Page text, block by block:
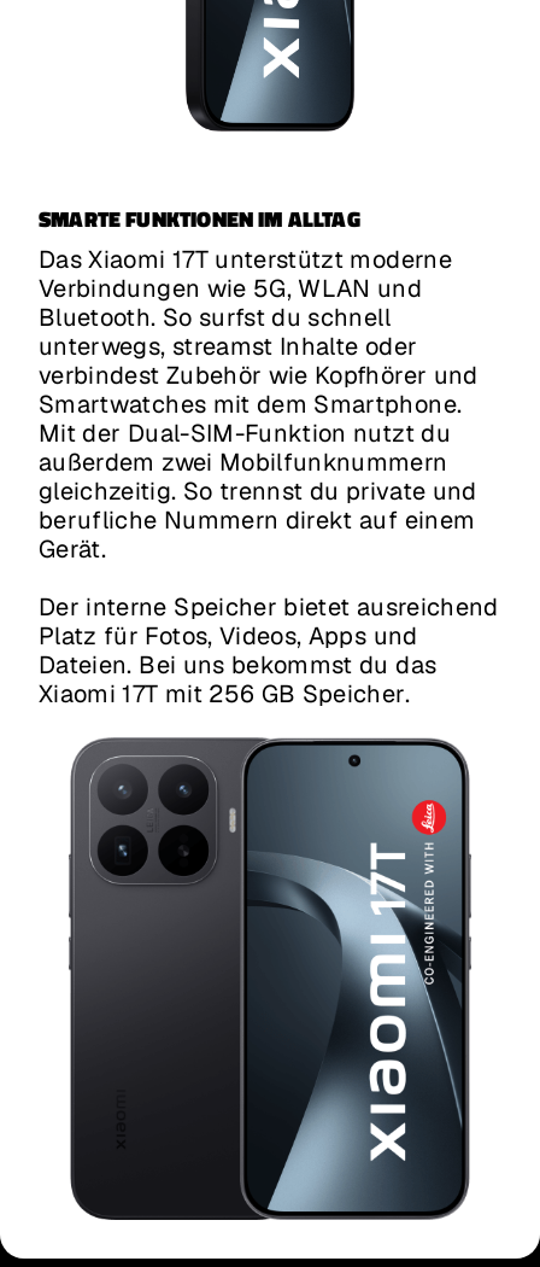
SMARTE FUNKTIONEN IM ALLTAG
Das Xiaomi 17T unterstützt moderne
Verbindungen wie 5G, WLAN und
Bluetooth. So surfst du schnell
unterwegs, streamst Inhalte oder
verbindest Zubehör wie Kopfhörer und
Smartwatches mit dem Smartphone.
Mit der Dual-SIM-Funktion nutzt du
außerdem zwei Mobilfunknummern
gleichzeitig. So trennst du private und
berufliche Nummern direkt auf einem
Gerät.
Der interne Speicher bietet ausreichend
Platz für Fotos, Videos, Apps und
Dateien. Bei uns bekommst du das
Xiaomi 17T mit 256 GB Speicher.